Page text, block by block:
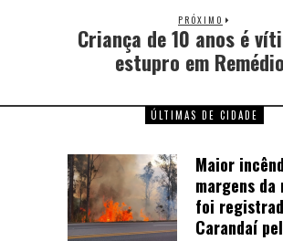
PRÓXIMO
Criança de 10 anos é
estupro em
ÚLTIMAS DE CIDADE
Maior
margens da
foi
Carandaí